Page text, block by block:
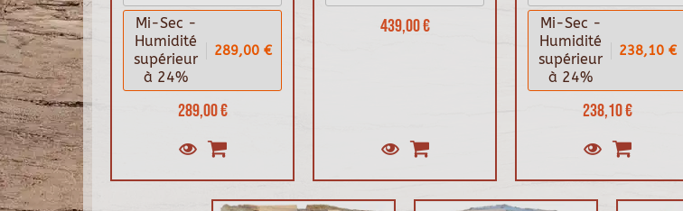
289,00 €
Mi-Sec -
Humidité
supérieur
à 24%
289,00 €
439,00 €
238,10 €
Mi-Sec -
Humidité
supérieur
à 24%
238,10 €